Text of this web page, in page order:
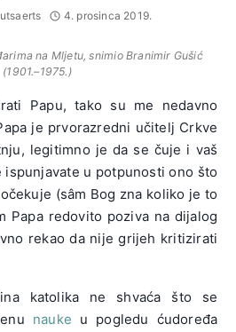
4. prosinca 2019.
na Mljetu, snimio Branimir Gušić
(1901.–1975.)
Papu, tako su me nedavno
je prvorazredni učitelj Crkve
legitimno je da se čuje i vaš
ispunjavate u potpunosti ono što
(sâm Bog zna koliko je to
Papa redovito poziva na dijalog
rekao da nije grijeh kritizirati
katolika ne shvaća što se
nauke u pogledu ćudoređa